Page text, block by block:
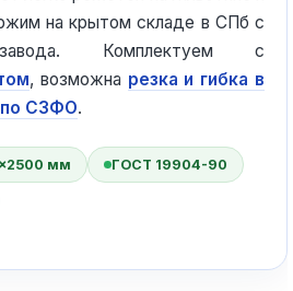
на крытом складе в СПб с
завода. Комплектуем с
, возможна резка и гибка в
по СЗФО.
мм ГОСТ 19904-90